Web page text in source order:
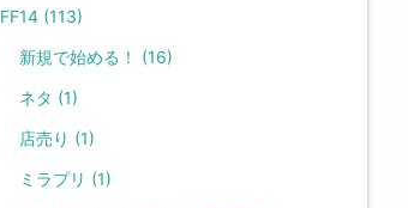
FF14 (113)
新規で始める！ (16)
ネタ (1)
店売り (1)
ミラプリ (1)